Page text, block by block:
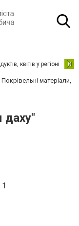
квітів у регіоні Н
Покрівельні матеріали,
даху"